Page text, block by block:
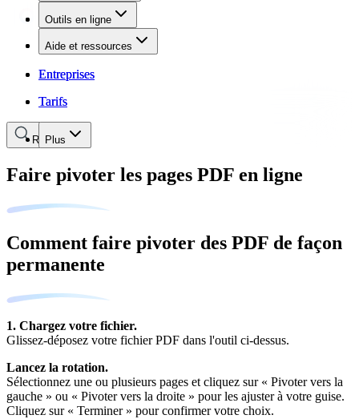
Outils en ligne
Aide et ressources
Entreprises
Tarifs
Plus
Outils en ligne
Aide et ressources
Entreprises
Tarifs
Rechercher
Faire pivoter les pages PDF en ligne
Comment faire pivoter des PDF de façon
permanente
1. Chargez votre fichier.
Glissez-déposez votre fichier PDF dans l'outil ci-dessus.
Lancez la rotation.
Sélectionnez une ou plusieurs pages et cliquez sur « Pivoter vers la
gauche » ou « Pivoter vers la droite » pour les ajuster à votre guise.
Cliquez sur « Terminer » pour confirmer votre choix.